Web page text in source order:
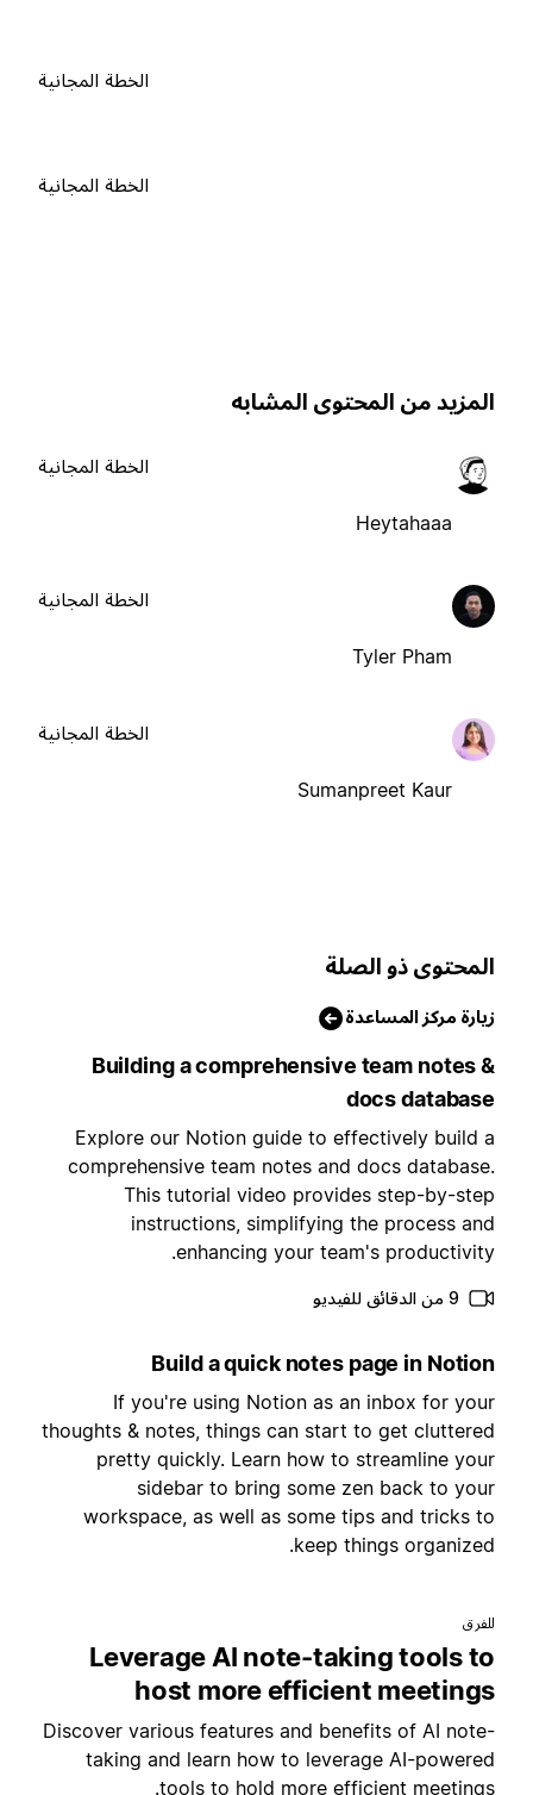
الخطة المجانية
الخطة المجانية
من المحتوى المشابه
Heytahaaa
الخطة المجانية
Tyler Pham
الخطة المجانية
Sumanpreet Kaur
الخطة المجانية
ذو الصلة
مركز المساعدة
Building a comprehensive team notes
docs
Explore our Notion guide to effectively build
comprehensive team notes and docs
This tutorial video provides step-by-
instructions, simplifying the process
enhancing your team's
9 من الدقائق للفيديو
Build a quick notes page in
If you're using Notion as an inbox for
thoughts & notes, things can start to get
pretty quickly. Learn how to streamline
sidebar to bring some zen back to
workspace, as well as some tips and tricks
keep things
Leverage AI note-taking tools
host more efficient
Discover various features and benefits of AI
taking and learn how to leverage AI-
tools to hold more efficient